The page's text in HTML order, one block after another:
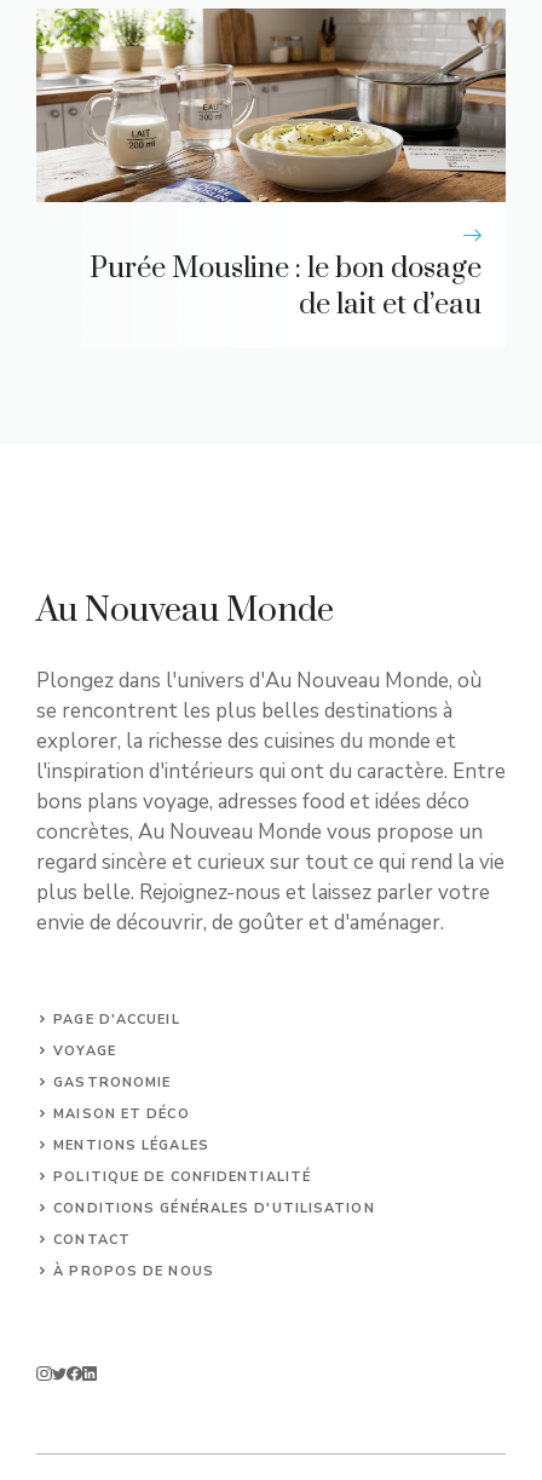
Purée Mousline : le bon dosage
de lait et d’eau
Au Nouveau Monde
Plongez dans l'univers d'Au Nouveau Monde, où
se rencontrent les plus belles destinations à
explorer, la richesse des cuisines du monde et
l'inspiration d'intérieurs qui ont du caractère. Entre
bons plans voyage, adresses food et idées déco
concrètes, Au Nouveau Monde vous propose un
regard sincère et curieux sur tout ce qui rend la vie
plus belle. Rejoignez-nous et laissez parler votre
envie de découvrir, de goûter et d'aménager.
PAGE D'ACCUEIL
VOYAGE
GASTRONOMIE
MAISON ET DÉCO
MENTIONS LÉGALES
POLITIQUE DE CONFIDENTIALITÉ
CONDITIONS GÉNÉRALES D'UTILISATION
CONTACT
À PROPOS DE NOUS